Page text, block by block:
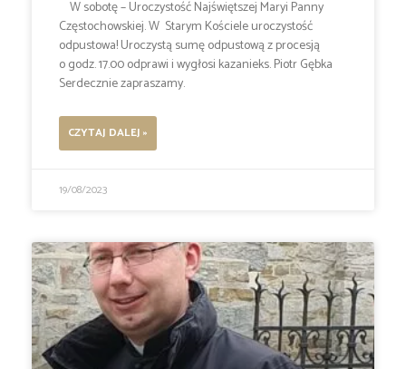
W sobotę – Uroczystość Najświętszej Maryi Panny
Częstochowskiej. W Starym Kościele uroczystość
odpustowa! Uroczystą sumę odpustową z procesją
o godz. 17.00 odprawi i wygłosi kazanieks. Piotr Gębka
Serdecznie zapraszamy.
CZYTAJ DALEJ »
19/08/2023